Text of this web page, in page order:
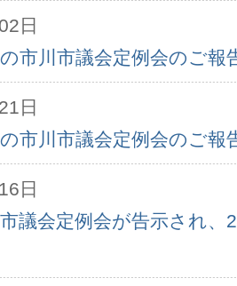
日
市川市議会定例会のご報
日
市川市議会定例会のご報
日
議会定例会が告示され、